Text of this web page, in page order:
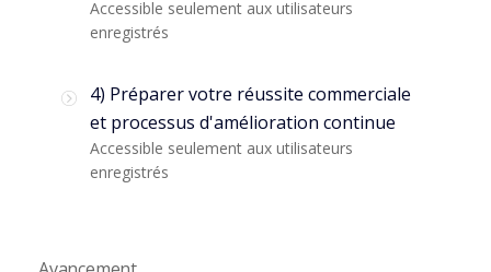
Accessible seulement aux utilisateurs
enregistrés
4) Préparer votre réussite commerciale
et processus d'amélioration continue
Accessible seulement aux utilisateurs
enregistrés